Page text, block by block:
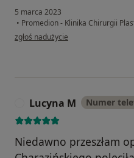
5 marca 2023
• Promedion - Klinika Chirurgii
w opinii użytkownika Agnieszka
zgłoś nadużycie
Lucyna M Numer
Niedawno przeszłam